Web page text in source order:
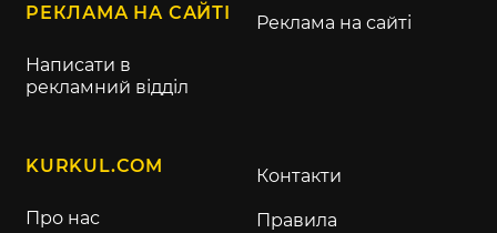
РЕКЛАМА НА САЙТІ
Написати в
рекламний відділ
Реклама на сайті
KURKUL.COM
Про нас
Контакти
Правила